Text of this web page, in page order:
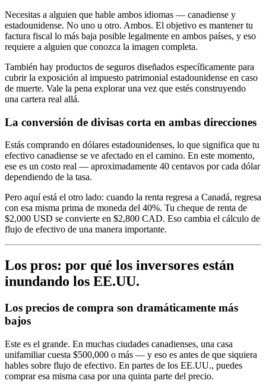
Necesitas a alguien que hable ambos idiomas — canadiense y
estadounidense. No uno u otro. Ambos. El objetivo es mantener tu
factura fiscal lo más baja posible legalmente en ambos países, y eso
requiere a alguien que conozca la imagen completa.
También hay productos de seguros diseñados específicamente para
cubrir la exposición al impuesto patrimonial estadounidense en caso
de muerte. Vale la pena explorar una vez que estés construyendo
una cartera real allá.
La conversión de divisas corta en ambas direcciones
Estás comprando en dólares estadounidenses, lo que significa que tu
efectivo canadiense se ve afectado en el camino. En este momento,
ese es un costo real — aproximadamente 40 centavos por cada dólar
dependiendo de la tasa.
Pero aquí está el otro lado: cuando la renta regresa a Canadá, regresa
con esa misma prima de moneda del 40%. Tu cheque de renta de
$2,000 USD se convierte en $2,800 CAD. Eso cambia el cálculo de
flujo de efectivo de una manera importante.
Los pros: por qué los inversores están
inundando los EE.UU.
Los precios de compra son dramáticamente más
bajos
Este es el grande. En muchas ciudades canadienses, una casa
unifamiliar cuesta $500,000 o más — y eso es antes de que siquiera
hables sobre flujo de efectivo. En partes de los EE.UU., puedes
comprar esa misma casa por una quinta parte del precio.